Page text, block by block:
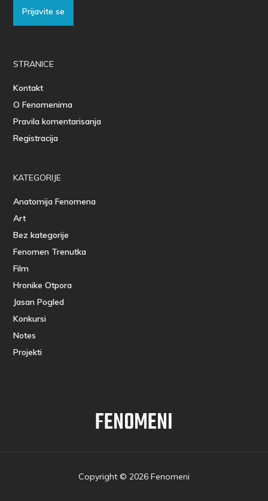
Prijavite se
STRANICE
Kontakt
O Fenomenima
Pravila komentarisanja
Registracija
KATEGORIJE
Anatomija Fenomena
Art
Bez kategorije
Fenomen Trenutka
Film
Hronike Otpora
Jasan Pogled
Konkursi
Notes
Projekti
FENOMENI
Copyright © 2026 Fenomeni